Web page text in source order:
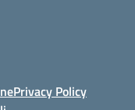
Privacy Policy